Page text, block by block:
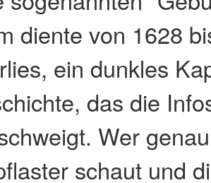
diente von 1628
ein dunkles
das die
Wer
schaut und